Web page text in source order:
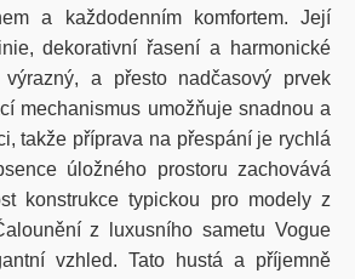
a každodenním komfortem. Její
dekorativní řasení a harmonické
výrazný, a přesto nadčasový prvek
mechanismus umožňuje snadnou a
takže příprava na přespání je rychlá
úložného prostoru zachovává
konstrukce typickou pro modely z
z luxusního sametu Vogue
vzhled. Tato hustá a příjemně